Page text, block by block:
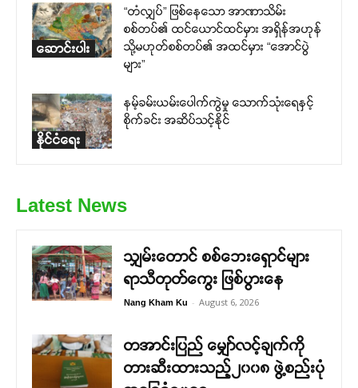
ဆောင်းပါး
“တံလျှပ်” ဖြစ်နေသော အာဏာသိမ်း
စစ်တပ်၏ ထင်ယောင်ထင်မှား အရှိန်အဟုန်
သို့မဟုတ်စစ်တပ်၏ အထင်မှား “အောင်ပွဲ
များ”
နိုင်ငံရေး
နမ့်ခမ်းယမ်းပေါက်ကွဲမှု သောက်သုံးရေနှင့်
စိုက်ခင်း အဆိပ်သင့်နိုင်
Latest News
သျှမ်းတောင် စစ်ဘေးရှောင်များ
ရာသီတုတ်ကွေး ဖြစ်ပွားနေ
Nang Kham Ku - August 6, 2026
တအာင်းပြည် မျှော်လင့်ချက်ကို
တားဆီးထားသည့်၂၀၀၈ ဖွဲ့စည်းပုံ